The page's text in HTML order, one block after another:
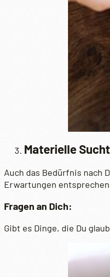
Materielle
Auch das Bedürfnis nach
Erwartungen
Fragen an Dich:
Gibt es Dinge, die Du